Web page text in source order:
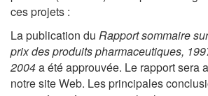
ces projets :
La publication du Rapport sommaire
prix des produits pharmaceutiques,
2004a été approuvée. Le rapport sera
notre site Web. Les principales